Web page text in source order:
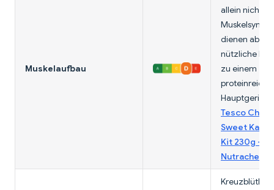
Muskelaufbau
allein nicht
dienen aber
nützliche
zu einem
Hauptgericht.
Tesco
Sweet Kale
Kit 230g —
Nutracheck
Kreuzblütler